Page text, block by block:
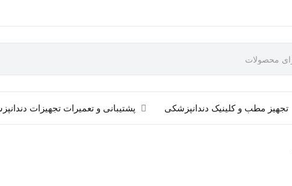
تجهیز مطب و کلینیک دندانپزشکی پشتیبانی و تعمیرات تجهیزات